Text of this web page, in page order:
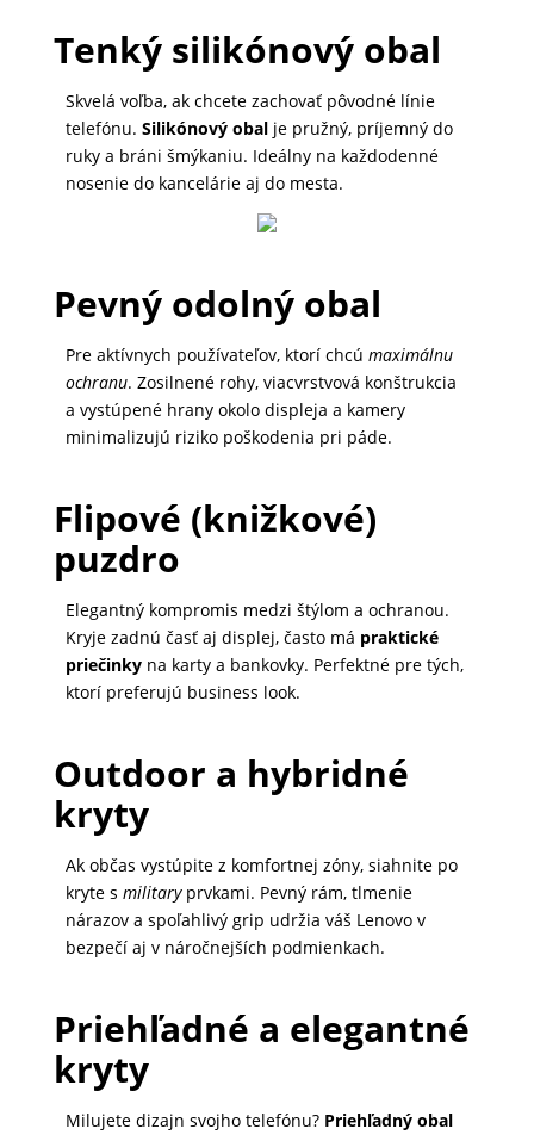
HODINKY
VIDEO
SPOTREBIČE
KANCELÁRIA
ŽIVOTNÝ
OUTDOOR
KRÁSA
DRONY
Tenký silikónový obal
Skvelá voľba, ak chcete zachovať pôvodné línie
telefónu. Silikónový obalje pružný, príjemný do
ruky a bráni šmýkaniu. Ideálny na každodenné
nosenie do kancelárie aj do mesta.
Pevný odolný obal
Pre aktívnych používateľov, ktorí chcú maximálnu
ochranu. Zosilnené rohy, viacvrstvová konštrukcia
a vystúpené hrany okolo displeja a kamery
minimalizujú riziko poškodenia pri páde.
Flipové (knižkové)
puzdro
Elegantný kompromis medzi štýlom a ochranou.
Kryje zadnú časť aj displej, často má praktické
priečinkyna karty a bankovky. Perfektné pre tých,
ktorí preferujú business look.
Outdoor a hybridné
kryty
Ak občas vystúpite z komfortnej zóny, siahnite po
kryte s militaryprvkami. Pevný rám, tlmenie
nárazov a spoľahlivý grip udržia váš Lenovo v
bezpečí aj v náročnejších podmienkach.
Priehľadné a elegantné
kryty
Milujete dizajn svojho telefónu? Priehľadný obal